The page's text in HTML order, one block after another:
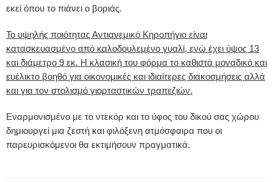
εκεί όπου το πιάνει ο βοριάς.
Το υψηλής ποιότητας Αντιανεμικό Κηροπήγιο είναι
κατασκευασμένο από καλοδουλεμένο γυαλί, ενώ έχει ύψος 13
και διάμετρο 9 εκ. Η κλασική του φόρμα το καθιστά μοναδικό και
ευέλικτο βοηθό για οικονομικές και ιδιαίτερες διακοσμήσεις αλλά
και για τον στολισμό γιορταστικών τραπεζιών.
Εναρμονισμένο με το ντεκόρ και το ύφος του δικού σας χώρου
δημιουργεί μια ζεστή και φιλόξενη ατμόσφαιρα που οι
παρευρισκόμενοι θα εκτιμήσουν πραγματικά.